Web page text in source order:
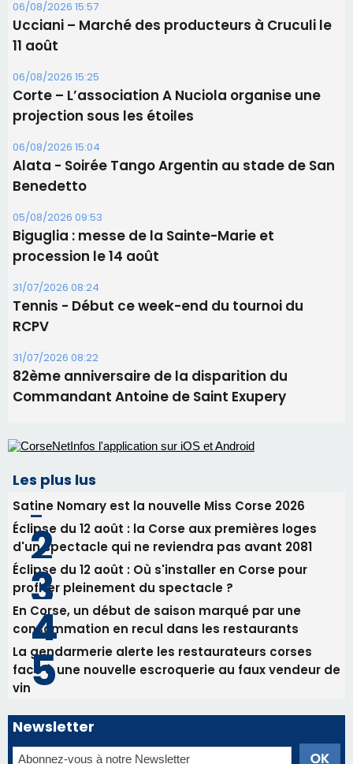
Alata - Soirée Tango Argentin au stade de San
Benedetto
05/08/2026 09:53
Biguglia : messe de la Sainte-Marie et
procession le 14 août
31/07/2026 08:24
Tennis - Début ce week-end du tournoi du
RCPV
31/07/2026 08:22
82ème anniversaire de la disparition du
Commandant Antoine de Saint Exupery
Les plus lus
Satine Nomary est la nouvelle Miss Corse 2026
Éclipse du 12 août : la Corse aux premières loges
d'un spectacle qui ne reviendra pas avant 2081
profiter pleinement du spectacle ?
consommation en recul dans les restaurants
La gendarmerie alerte les restaurateurs corses
face à une nouvelle escroquerie au faux vendeur de
vin
Newsletter
Inscrivez-vous à la newsletter de CNI et recevez par
email les infos les plus importantes et une sélection de
nos meilleurs articles